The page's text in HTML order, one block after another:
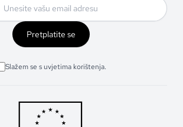
Pretplatite se
Slažem se s uvjetima korištenja.